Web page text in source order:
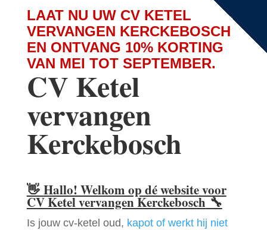
LAAT NU UW CV KETEL
VERVANGEN KERCKEBOSCH
EN ONTVANG 10% KORTING
VAN MEI TOT SEPTEMBER.
CV Ketel
vervangen
Kerckebosch
👋 Hallo! Welkom op dé website voor
CV Ketel vervangen Kerckebosch🔧
Is jouw cv-ketel oud, kapot of werkt hij niet